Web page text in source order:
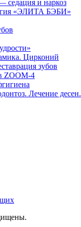
седация и наркоз
«ЭЛИТА БЭБИ»
Цирконий
зубов
ZOOM-4
Лечение десен.